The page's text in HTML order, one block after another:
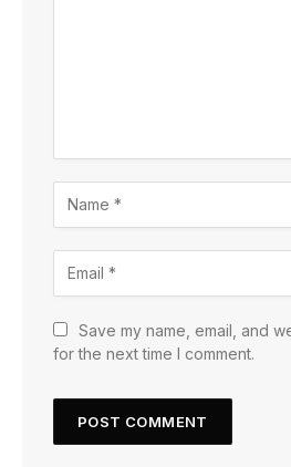
Save my name, email, and
for the next time I comment.